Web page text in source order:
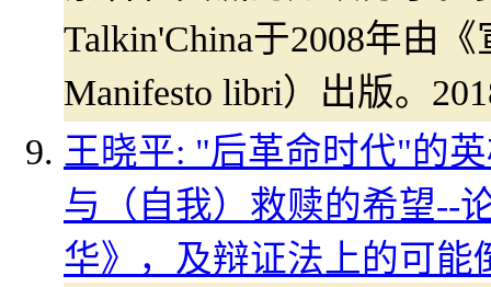
Talkin'China于2008年由
Manifesto libri）出版。
王晓平: "后革命时代"的
与（自我）救赎的希望--
华》，及辩证法上的可能